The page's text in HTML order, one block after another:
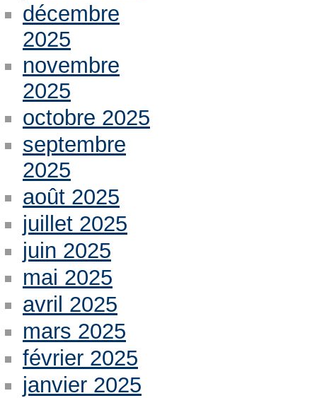
décembre
2025
novembre
2025
octobre 2025
septembre
2025
août 2025
juillet 2025
juin 2025
mai 2025
avril 2025
mars 2025
février 2025
janvier 2025